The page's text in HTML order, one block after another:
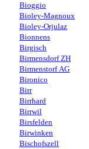
Bioggio
Bioley-Magnoux
Bioley-Orjulaz
Bionnens
Birgisch
Birmensdorf ZH
Birmenstorf AG
Bironico
Birr
Birrhard
Birrwil
Birsfelden
Birwinken
Bischofszell